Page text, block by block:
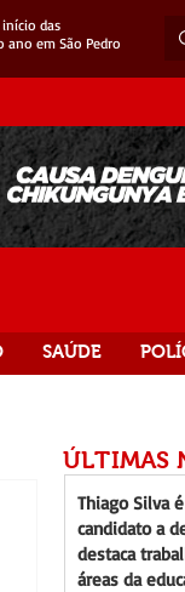
início das
ano em São Pedro
SAÚDE
ÚLTIMAS
Thiago Silva
candidato a
destaca
áreas da